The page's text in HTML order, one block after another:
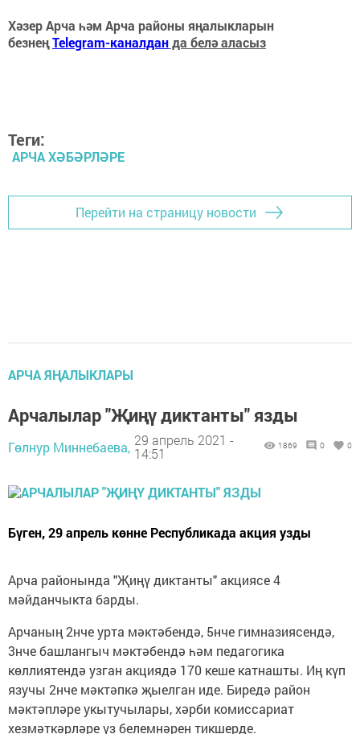
Хәзер Арча һәм Арча районы яңалыкларын
безнеңTelegram-каналданда белә аласыз
Теги:
АРЧА ХӘБӘРЛӘРЕ
Перейти на страницу новости
АРЧА ЯҢАЛЫКЛАРЫ
Арчалылар "Җиңү диктанты" язды
Гөлнур Миннебаева, 29 апрель 2021 -
14:51
1869 0 0
Бүген, 29 апрель көнне Республикада акция узды
Арча районында "Җиңү диктанты" акциясе 4
мәйданчыкта барды.
Арчаның 2нче урта мәктәбендә, 5нче гимназиясендә,
3нче башлангыч мәктәбендә һәм педагогика
көллиятендә узган акциядә 170 кеше катнашты. Иң күп
язучы 2нче мәктәпкә җыелган иде. Биредә район
мәктәпләре укытучылары, хәрби комиссариат
хезмәткәрләре үз белемнәрен тикшерде.